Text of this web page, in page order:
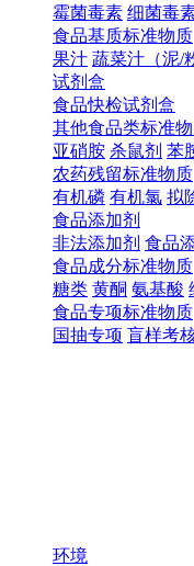
霉菌毒素 细菌毒
食品基质标准物质
果汁 蔬菜汁（泥/
试剂盒
食品快检试剂盒
其他食品类标准
亚硝胺 杀鼠剂 苯
农药残留标准物质
有机磷 有机氯 拟
食品添加剂
非法添加剂 食品
食品成分标准物质
糖类 黄酮 氨基酸
食品专项标准物质
国抽专项 盲样考
环境